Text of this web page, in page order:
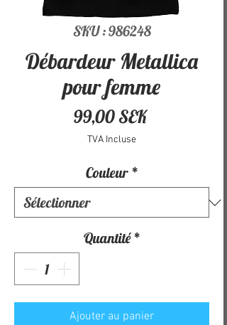
SKU : 986248
Débardeur Metallica
pour femme
99,00 SEKPrix
TVA Incluse
Couleur *
Quantité *
Ajouter au panier